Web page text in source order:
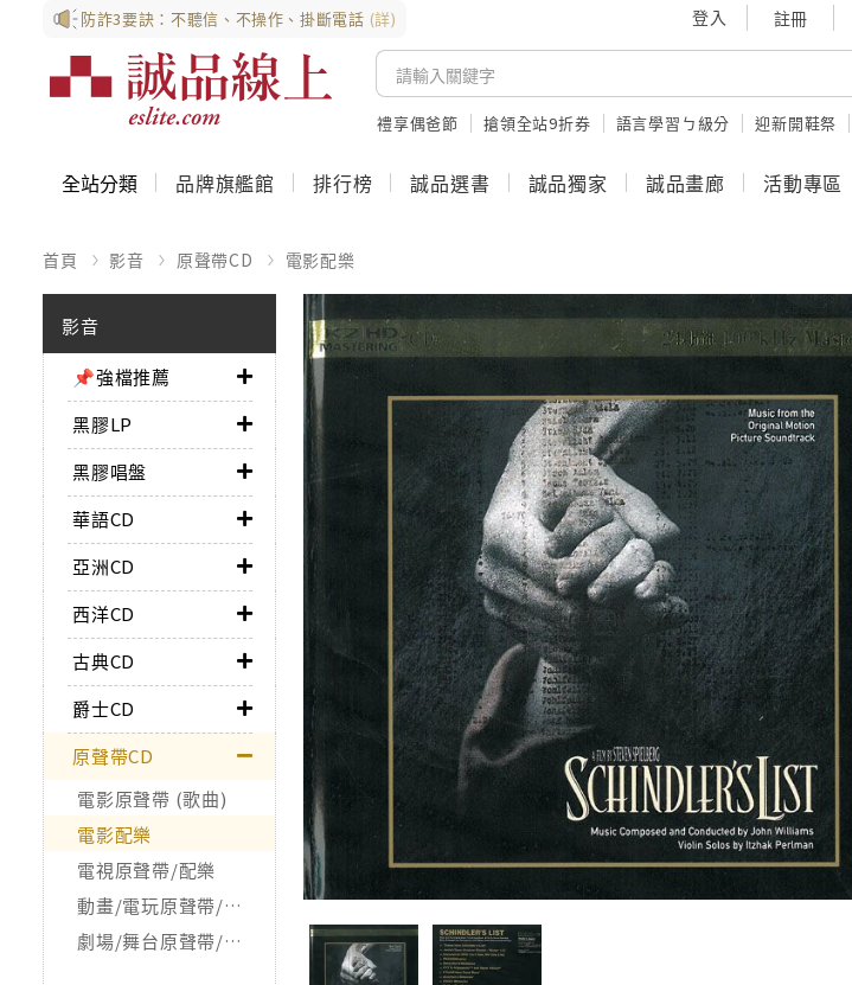
防詐3要訣：不聽信、不操作、掛斷電話 (詳) 登入 註冊
禮享偶爸節 搶領全站9折券 語言學習ㄅ級分 迎新開鞋祭
全站分類 品牌旗艦館 排行榜 誠品選書 誠品獨家 誠品畫廊 活動專區
首頁 影音 原聲帶CD 電影配樂
影音
📌強檔推薦
黑膠LP
黑膠唱盤
華語CD
亞洲CD
西洋CD
古典CD
爵士CD
原聲帶CD
電影原聲帶 (歌曲)
電影配樂
電視原聲帶/配樂
動畫/電玩原聲帶/配樂
劇場/舞台原聲帶/配樂